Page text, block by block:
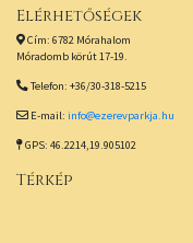
Elérhetőségek
Cím: 6782 Mórahalom
Móradomb körút 17-19.
Telefon: +36/30-318-5215
E-mail: info@ezerevparkja.hu
GPS: 46.2214,19.905102
Térkép